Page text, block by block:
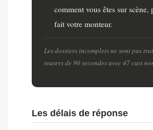
comment vous êtes sur scène,
fait votre monteur.
Les dossiers incomplets ne sont pas
teasers de 90 secondes avec 47 cuts
Les délais de réponse